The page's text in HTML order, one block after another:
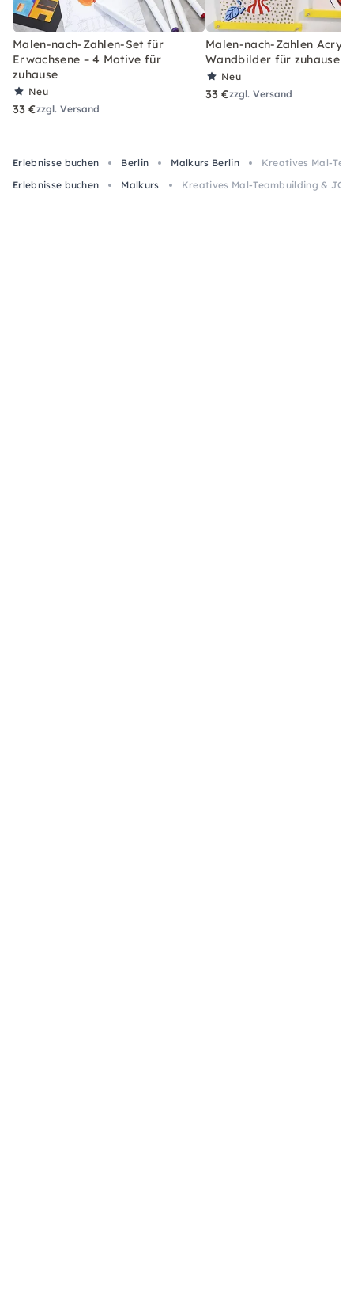
Malen-nach-Zahlen-Set für
Erwachsene – 4 Motive für
zuhause
Neu
33 €zzgl. Versand
Malen-nach-Zahlen Acryl-
Wandbilder für zuhause
Neu
33 €zzgl. Versand
Erlebnisse buchen Berlin Malkurs Berlin
Kreatives Mal-
Erlebnisse buchen
Malkurs Kreatives Mal-Teambuilding & JGA